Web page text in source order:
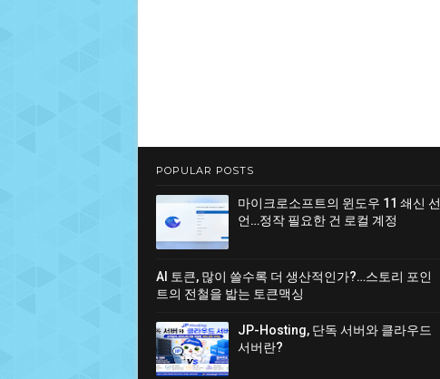
POPULAR POSTS
마이크로소프트의 윈도우 11 쇄신 선
언…정작 필요한 건 로컬 계정
AI 토큰, 많이 쓸수록 더 생산적인가?…스토리 포인
트의 전철을 밟는 토큰맥싱
JP-Hosting, 단독 서버와 클라우드
서버란?